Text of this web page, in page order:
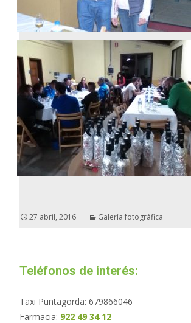
27 abril, 2016 Galería fotográfica
Teléfonos de interés:
Taxi Puntagorda: 679866046
Farmacia: 922 49 34 12